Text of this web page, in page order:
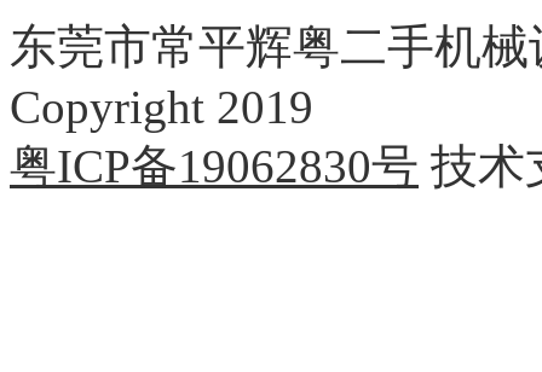
东莞市常平辉粤二手机
Copyright 2019
粤ICP备19062830号 技术